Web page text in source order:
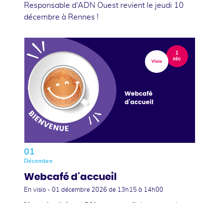
Responsable d'ADN Ouest revient le jeudi 10
décembre à Rennes !
01
Décembre
Webcafé d'accueil
En visio - 01 décembre 2026 de 13h15 à 14h00